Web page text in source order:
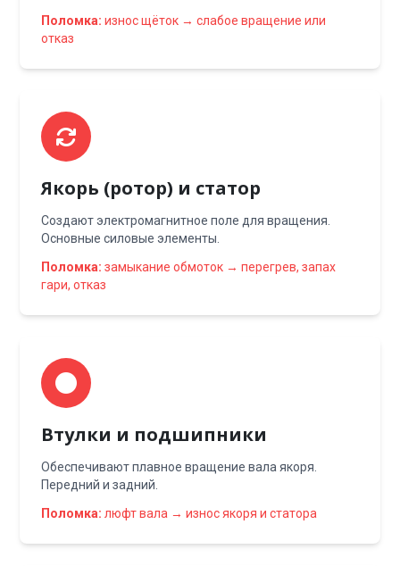
Поломка: износ щёток → слабое вращение или
отказ
Якорь (ротор) и статор
Создают электромагнитное поле для вращения.
Основные силовые элементы.
Поломка: замыкание обмоток → перегрев, запах
гари, отказ
Втулки и подшипники
Обеспечивают плавное вращение вала якоря.
Передний и задний.
Поломка: люфт вала → износ якоря и статора